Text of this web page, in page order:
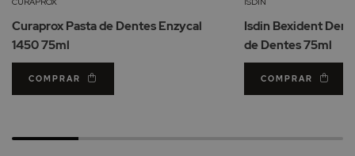
Desejos
Curaprox Pasta de Dentes Enzycal
1450 75ml
COMPRAR
Isdin Bexident
de Dentes 75ml
COMPRAR